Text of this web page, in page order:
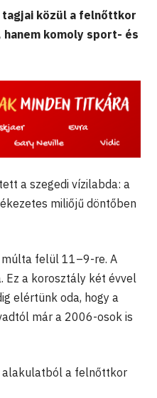
közül a felnőttkor
komoly sport- és
a szegedi vízilabda: a
miliőjű döntőben
felül 11–9-re. A
Ez a korosztály két évvel
elértünk oda, hogy a
már a 2006-osok is
alakulatból a felnőttkor